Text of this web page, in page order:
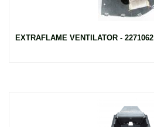
EXTRAFLAME VENTILATOR - 2271062